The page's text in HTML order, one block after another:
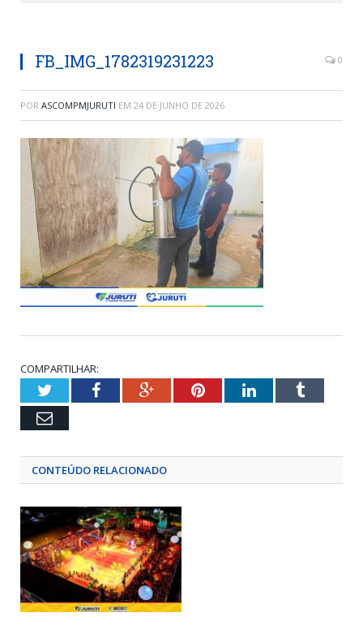
FB_IMG_1782319231223 0
POR ASCOMPMJURUTI EM 24 DE JUNHO DE 2026
COMPARTILHAR:
TwitterFacebookGoogle+PinterestLinkedInTumblr
Email
CONTEÚDO RELACIONADO